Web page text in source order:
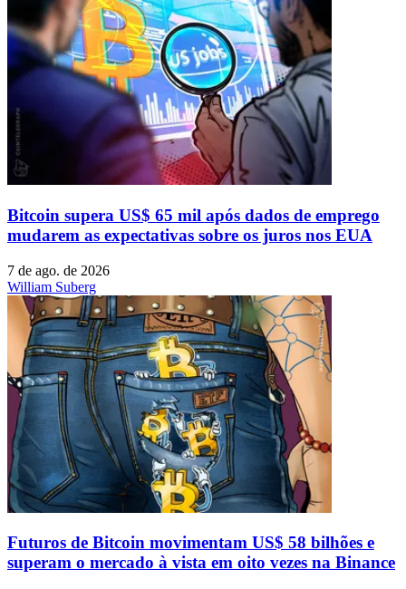
Bitcoin supera US$ 65 mil após dados de emprego
mudarem as expectativas sobre os juros nos EUA
7 de ago. de 2026
William Suberg
Futuros de Bitcoin movimentam US$ 58 bilhões e
superam o mercado à vista em oito vezes na Binance